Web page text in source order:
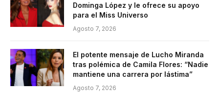
Dominga López y le ofrece su apoyo
para el Miss Universo
Agosto 7, 2026
El potente mensaje de Lucho Miranda
tras polémica de Camila Flores: “Nadie
mantiene una carrera por lástima”
Agosto 7, 2026